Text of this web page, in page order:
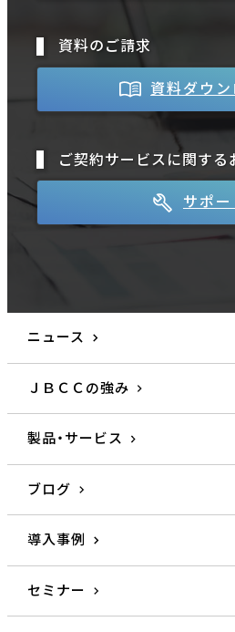
資料のご請求
資料ダウン
ご契約サービスに関する
サポー
ニュース
ＪＢＣＣの強み
製品・サービス
ブログ
導入事例
セミナー